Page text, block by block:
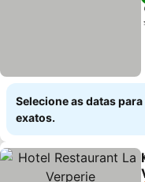
Selecione as datas
exatos.